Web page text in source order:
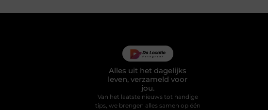
Alles uit het dagelijks
leven, verzameld voor
jou.
Van het laatste nieuws tot handige
tips, we brengen alles samen op één